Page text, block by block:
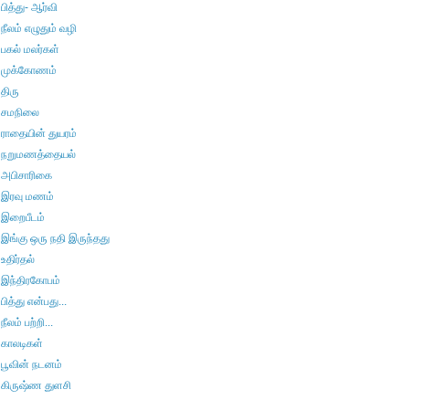
பித்து- ஆர்வி
நீலம் எழுதும் வழி
பகல் மலர்கள்
முக்கோணம்
திரு
சமநிலை
ராதையின் துயரம்
நறுமணத்தையல்
அபிசாரிகை
இரவு மணம்
இறைபீடம்
இங்கு ஒரு நதி இருந்தது
உதிர்தல்
இந்திரகோபம்
பித்து என்பது...
நீலம் பற்றி...
காலடிகள்
பூவின் நடனம்
கிருஷ்ண துளசி